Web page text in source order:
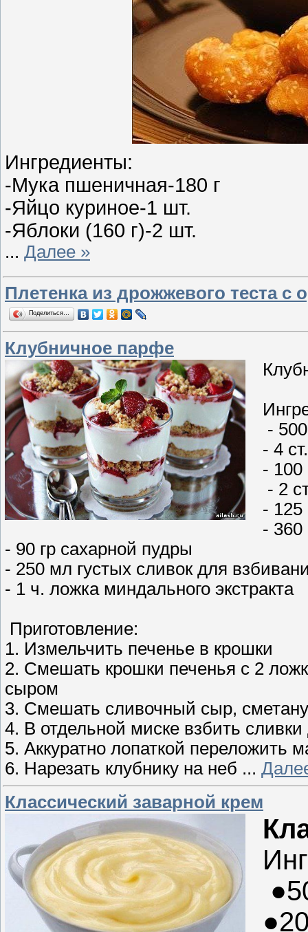
Ингредиенты:
-Мука пшеничная-180 г
-Яйцо куриное-1 шт.
-Яблоки (160 г)-2 шт.
... Далее »
Плетенка из дрожжевого теста с
Поделиться…
Клубничное парфе
-
- 4
- 100
- 2
-
- 360
- 90 гр сахарной пудры
- 250 мл густых сливок для
- 1 ч. ложка миндального экстракта
Приготовление:
1. Измельчить печенье в крошки
2. Смешать крошки печенья с 2
сыром
3. Смешать сливочный сыр,
4. В отдельной миске взбить сливки
5. Аккуратно лопаткой
6. Нарезать клубнику на неб ...
Классический заварной крем